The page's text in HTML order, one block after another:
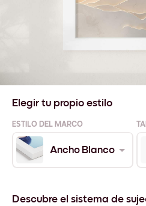
Elegir tu propio estilo
ESTILO DEL MARCO
Ancho Blanco
Descubre el sistema de